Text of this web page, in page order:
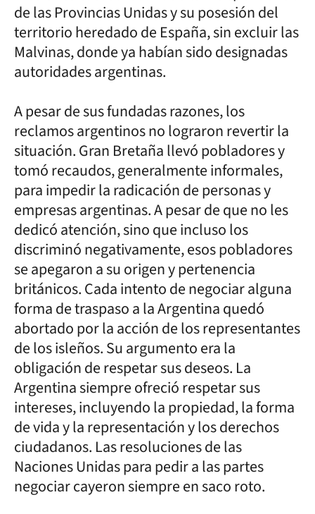
de las Provincias Unidas y su posesión del
territorio heredado de España, sin excluir las
Malvinas, donde ya habían sido designadas
autoridades argentinas.
A pesar de sus fundadas razones, los
reclamos argentinos no lograron revertir la
situación. Gran Bretaña llevó pobladores y
tomó recaudos, generalmente informales,
para impedir la radicación de personas y
empresas argentinas. A pesar de que no les
dedicó atención, sino que incluso los
discriminó negativamente, esos pobladores
se apegaron a su origen y pertenencia
británicos. Cada intento de negociar alguna
forma de traspaso a la Argentina quedó
abortado por la acción de los representantes
de los isleños. Su argumento era la
obligación de respetar sus deseos. La
Argentina siempre ofreció respetar sus
intereses, incluyendo la propiedad, la forma
de vida y la representación y los derechos
ciudadanos. Las resoluciones de las
Naciones Unidas para pedir a las partes
negociar cayeron siempre en saco roto.